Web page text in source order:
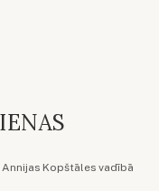
Kopštāles vadībā